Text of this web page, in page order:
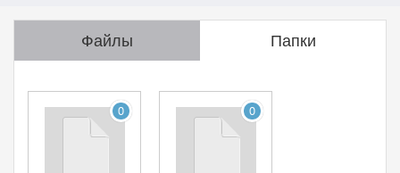
Файлы Папки
0 0